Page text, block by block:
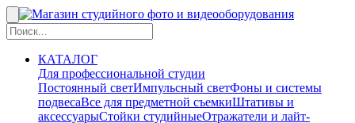
КАТАЛОГ
Для профессиональной студии
Постоянный светИмпульсный светФоны и системы
подвесаВсе для предметной съемкиШтативы и
аксессуарыСтойки студийныеОтражатели и лайт-